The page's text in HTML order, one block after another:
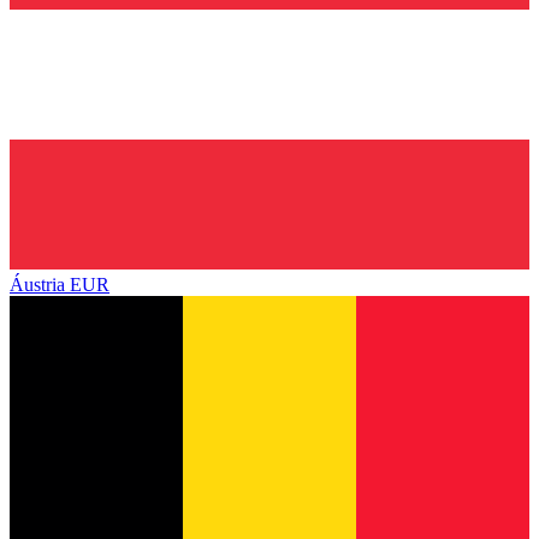
Áustria EUR